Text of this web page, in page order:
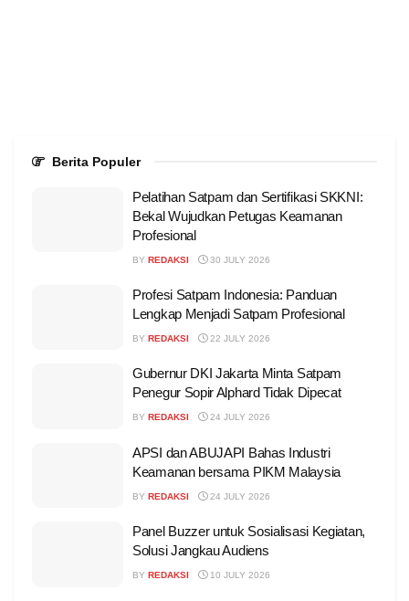
Berita Populer
Pelatihan Satpam dan Sertifikasi SKKNI:
Bekal Wujudkan Petugas Keamanan
Profesional
BY REDAKSI 30 JULY 2026
Profesi Satpam Indonesia: Panduan
Lengkap Menjadi Satpam Profesional
BY REDAKSI 22 JULY 2026
Gubernur DKI Jakarta Minta Satpam
Penegur Sopir Alphard Tidak Dipecat
BY REDAKSI 24 JULY 2026
APSI dan ABUJAPI Bahas Industri
Keamanan bersama PIKM Malaysia
BY REDAKSI 24 JULY 2026
Panel Buzzer untuk Sosialisasi Kegiatan,
Solusi Jangkau Audiens
BY REDAKSI 10 JULY 2026